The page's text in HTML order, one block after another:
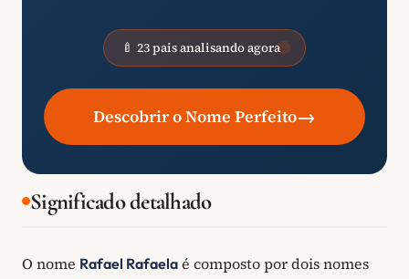
🍼 23 pais analisando agora
Descobrir o Nome Perfeito→
Significado detalhado
O nome Rafael Rafaela é composto por dois nomes